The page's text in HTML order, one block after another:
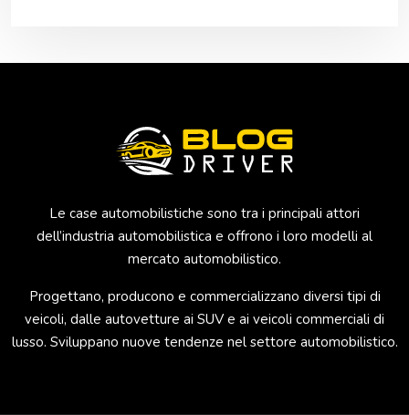
Le case automobilistiche sono tra i principali attori
dell’industria automobilistica e offrono i loro modelli al
mercato automobilistico.
Progettano, producono e commercializzano diversi tipi di
veicoli, dalle autovetture ai SUV e ai veicoli commerciali di
lusso. Sviluppano nuove tendenze nel settore automobilistico.